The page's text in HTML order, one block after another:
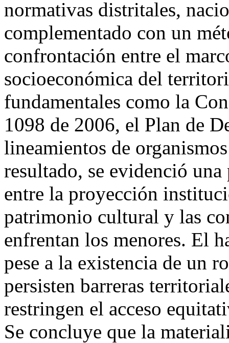
normativas distritales,
complementado con un
confrontación entre el
socioeconómica del
fundamentales como la
1098 de 2006, el Plan de
lineamientos de
resultado, se evidenció
entre la proyección
patrimonio cultural y las
enfrentan los menores. El
pese a la existencia de un
persisten barreras
restringen el acceso
Se concluye que la